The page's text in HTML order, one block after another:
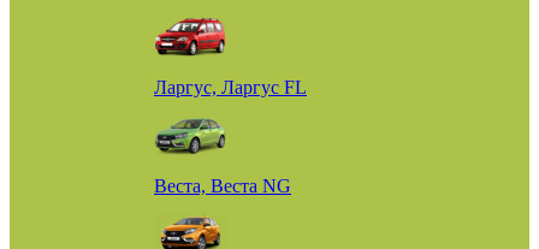
Ларгус, Ларгус FL
Веста, Веста NG